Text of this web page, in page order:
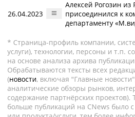
26.04.2023
Алексей Рогозин из
присоединился к
департаменту
* Страница-профиль компании,
услуги), технологии, персоны и т.п.
на основе анализа архива
Обрабатываются тексты всех
(новости, включая "Главные
аналитические обзоры рынков,
содержание партнёрских проектов).
больше публикаций на CNews было